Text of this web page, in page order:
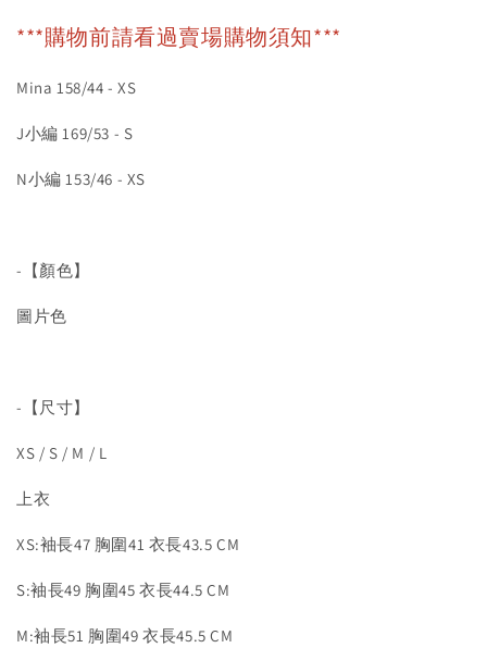
***購物前請看過賣場購物須知***
Mina 158/44 - XS
J小編 169/53 - S
N小編 153/46 - XS
-【顏色】
圖片色
-【尺寸】
XS / S / M / L
上衣
XS:袖長47 胸圍41 衣長43.5 CM
S:袖長49 胸圍45 衣長44.5 CM
M:袖長51 胸圍49 衣長45.5 CM